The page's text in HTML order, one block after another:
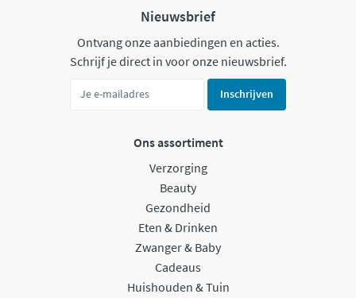
Nieuwsbrief
Ontvang onze aanbiedingen en acties.
Schrijf je direct in voor onze nieuwsbrief.
Inschrijven
Ons assortiment
Verzorging
Beauty
Gezondheid
Eten & Drinken
Zwanger & Baby
Cadeaus
Huishouden & Tuin